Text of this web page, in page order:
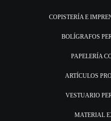
COPISTERÍA E
BOLÍGRAFOS
PAPELERÍA
ARTÍCULOS
VESTUARIO
MATERIAL